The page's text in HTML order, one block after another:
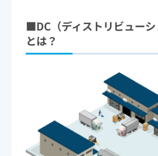
■DC（ディストリビューシ
とは？